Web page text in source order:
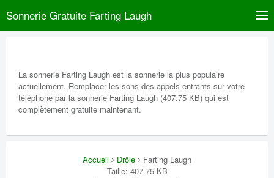
Sonnerie Gratuite Farting Laugh
La sonnerie Farting Laugh est la sonnerie la plus populaire
actuellement. Remplacer les sons des appels entrants sur votre
téléphone par la sonnerie Farting Laugh (407.75 KB) qui est
complètement gratuite maintenant.
Accueil Drôle
Farting Laugh
Taille: 407.75 KB